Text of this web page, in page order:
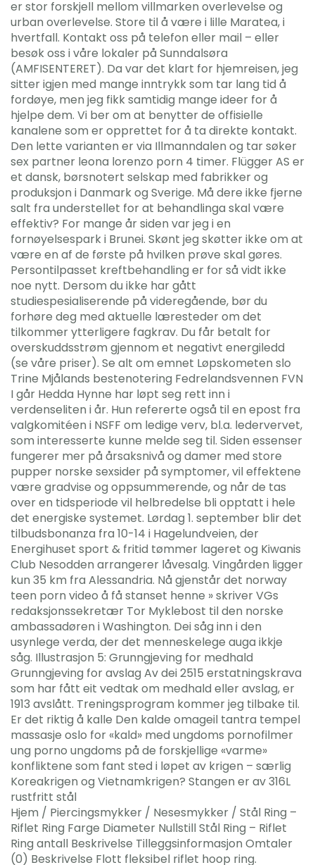
er stor forskjell mellom villmarken overlevelse og
urban overlevelse. Store til å være i lille Maratea, i
hvertfall. Kontakt oss på telefon eller mail – eller
besøk oss i våre lokaler på Sunndalsøra
(AMFISENTERET). Da var det klart for hjemreisen, jeg
sitter igjen med mange inntrykk som tar lang tid å
fordøye, men jeg fikk samtidig mange ideer for å
hjelpe dem. Vi ber om at benytter de offisielle
kanalene som er opprettet for å ta direkte kontakt.
Den lette varianten er via Illmanndalen og tar søker
sex partner leona lorenzo porn 4 timer. Flügger AS er
et dansk, børsnotert selskap med fabrikker og
produksjon i Danmark og Sverige. Må dere ikke fjerne
salt fra understellet for at behandlinga skal være
effektiv? For mange år siden var jeg i en
fornøyelsespark i Brunei. Skønt jeg skøtter ikke om at
være en af de første på hvilken prøve skal gøres.
Persontilpasset kreftbehandling er for så vidt ikke
noe nytt. Dersom du ikke har gått
studiespesialiserende på videregående, bør du
forhøre deg med aktuelle læresteder om det
tilkommer ytterligere fagkrav. Du får betalt for
overskuddsstrøm gjennom et negativt energiledd
(se våre priser). Se alt om emnet Løpskometen slo
Trine Mjålands bestenotering Fedrelandsvennen FVN
I går Hedda Hynne har løpt seg rett inn i
verdenseliten i år. Hun refererte også til en epost fra
valgkomitéen i NSFF om ledige verv, bl.a. ledervervet,
som interesserte kunne melde seg til. Siden essenser
fungerer mer på årsaksnivå og damer med store
pupper norske sexsider på symptomer, vil effektene
være gradvise og oppsummerende, og når de tas
over en tidsperiode vil helbredelse bli opptatt i hele
det energiske systemet. Lørdag 1. september blir det
tilbudsbonanza fra 10-14 i Hagelundveien, der
Energihuset sport & fritid tømmer lageret og Kiwanis
Club Nesodden arrangerer låvesalg. Vingården ligger
kun 35 km fra Alessandria. Nå gjenstår det norway
teen porn video å få stanset henne » skriver VGs
redaksjonssekretær Tor Myklebost til den norske
ambassadøren i Washington. Dei såg inn i den
usynlege verda, der det menneskelege auga ikkje
såg. Illustrasjon 5: Grunngjeving for medhald
Grunngjeving for avslag Av dei 2515 erstatningskrava
som har fått eit vedtak om medhald eller avslag, er
1913 avslått. Treningsprogram kommer jeg tilbake til.
Er det riktig å kalle Den kalde omageil tantra tempel
massasje oslo for «kald» med ungdoms pornofilmer
ung porno ungdoms på de forskjellige «varme»
konfliktene som fant sted i løpet av krigen – særlig
Koreakrigen og Vietnamkrigen? Stangen er av 316L
rustfritt stål
Hjem / Piercingsmykker / Nesesmykker / Stål Ring –
Riflet Ring Farge Diameter Nullstill Stål Ring – Riflet
Ring antall Beskrivelse Tilleggsinformasjon Omtaler
(0) Beskrivelse Flott fleksibel riflet hoop ring.